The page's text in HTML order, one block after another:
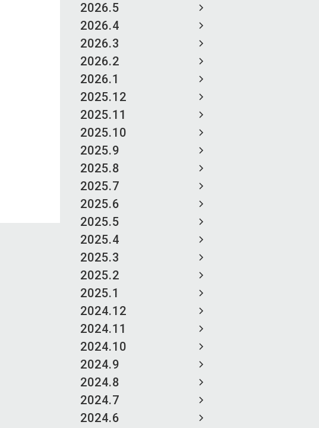
2026.5
2026.4
2026.3
2026.2
2026.1
2025.12
2025.11
2025.10
2025.9
2025.8
2025.7
2025.6
2025.5
2025.4
2025.3
2025.2
2025.1
2024.12
2024.11
2024.10
2024.9
2024.8
2024.7
2024.6